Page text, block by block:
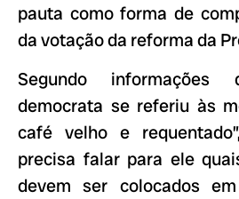
pauta como forma de
da votação da reforma da
Segundo
democrata se referiu às
café velho e
precisa falar para ele
devem ser colocados